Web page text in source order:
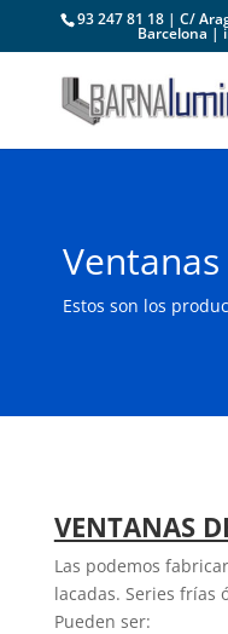
93 247 81 18 | C/
Barcelona |
Estos son los
VENTANAS
Las podemos
lacadas. Series frías
Pueden ser: